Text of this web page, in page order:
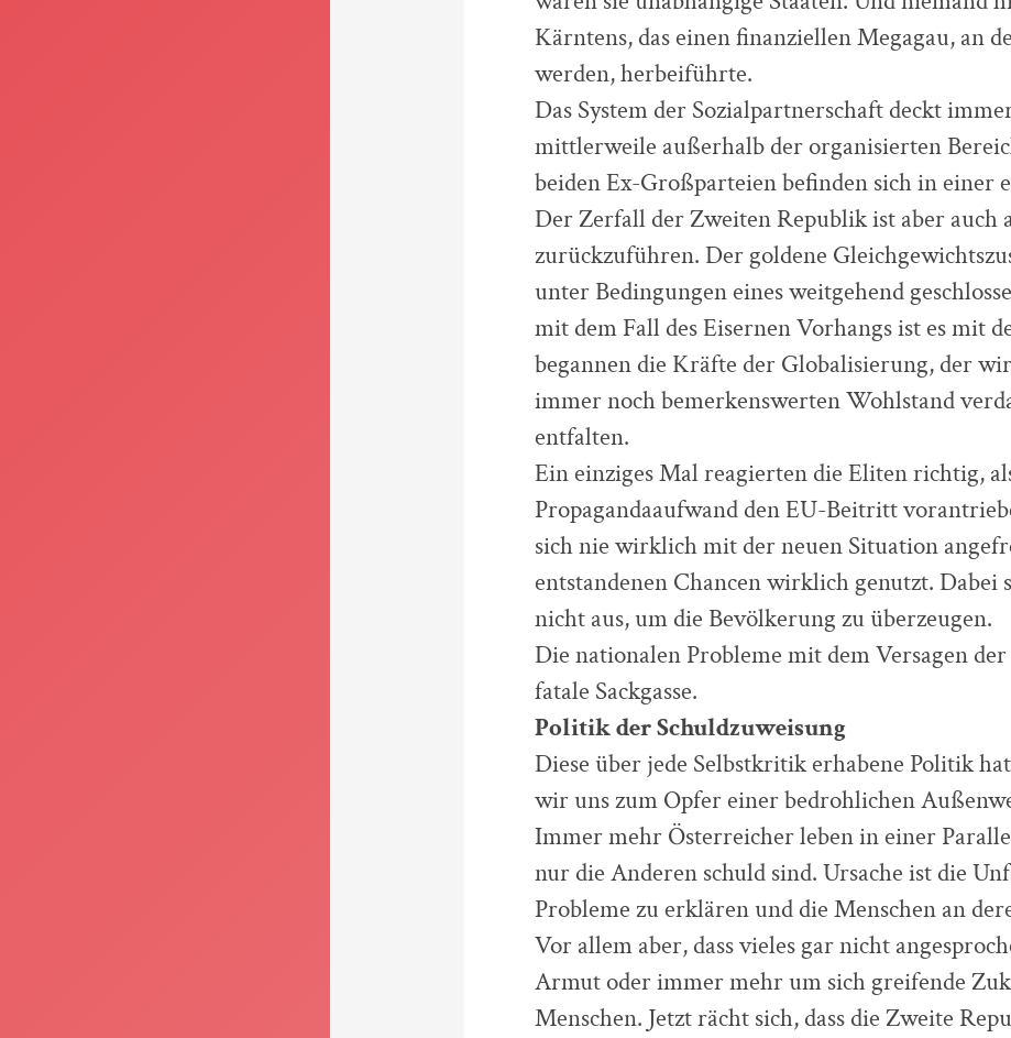
Kärntens, das einen finanziellen Megagau, an
werden, herbeiführte.
Das System der Sozialpartnerschaft deckt
mittlerweile außerhalb der organisierten
beiden Ex-Großparteien befinden sich in einer
Der Zerfall der Zweiten Republik ist aber auch
zurückzuführen. Der goldene
unter Bedingungen eines weitgehend
mit dem Fall des Eisernen Vorhangs ist es mit
begannen die Kräfte der Globalisierung, der
immer noch bemerkenswerten Wohlstand
entfalten.
Ein einziges Mal reagierten die Eliten richtig,
Propagandaaufwand den EU-Beitritt
sich nie wirklich mit der neuen Situation
entstandenen Chancen wirklich genutzt.
nicht aus, um die Bevölkerung zu überzeugen.
Die nationalen Probleme mit dem Versagen
fatale Sackgasse.
Politik der Schuldzuweisung
Diese über jede Selbstkritik erhabene Politik
wir uns zum Opfer einer bedrohlichen
Immer mehr Österreicher leben in einer
nur die Anderen schuld sind. Ursache ist die
Probleme zu erklären und die Menschen an
Vor allem aber, dass vieles gar nicht
Armut oder immer mehr um sich greifende
Menschen. Jetzt rächt sich, dass die Zweite